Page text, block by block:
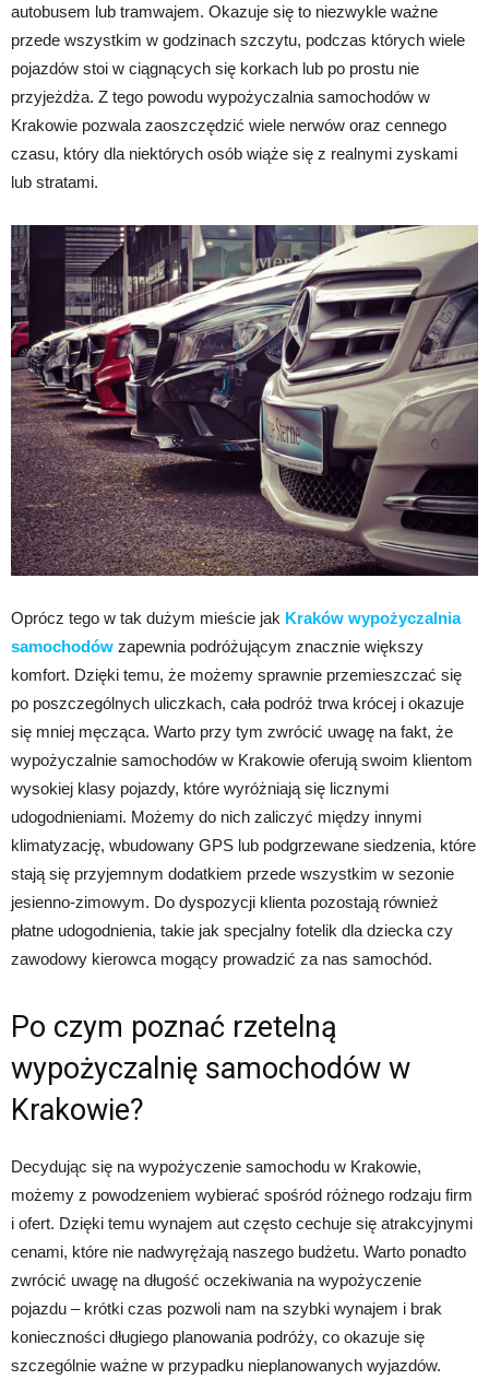
autobusem lub tramwajem. Okazuje się to niezwykle ważne
przede wszystkim w godzinach szczytu, podczas których wiele
pojazdów stoi w ciągnących się korkach lub po prostu nie
przyjeżdża. Z tego powodu wypożyczalnia samochodów w
Krakowie pozwala zaoszczędzić wiele nerwów oraz cennego
czasu, który dla niektórych osób wiąże się z realnymi zyskami
lub stratami.
Oprócz tego w tak dużym mieście jak Kraków wypożyczalnia
samochodów zapewnia podróżującym znacznie większy
komfort. Dzięki temu, że możemy sprawnie przemieszczać się
po poszczególnych uliczkach, cała podróż trwa krócej i okazuje
się mniej męcząca. Warto przy tym zwrócić uwagę na fakt, że
wypożyczalnie samochodów w Krakowie oferują swoim klientom
wysokiej klasy pojazdy, które wyróżniają się licznymi
udogodnieniami. Możemy do nich zaliczyć między innymi
klimatyzację, wbudowany GPS lub podgrzewane siedzenia, które
stają się przyjemnym dodatkiem przede wszystkim w sezonie
jesienno-zimowym. Do dyspozycji klienta pozostają również
płatne udogodnienia, takie jak specjalny fotelik dla dziecka czy
zawodowy kierowca mogący prowadzić za nas samochód.
Po czym poznać rzetelną
wypożyczalnię samochodów w
Krakowie?
Decydując się na wypożyczenie samochodu w Krakowie,
możemy z powodzeniem wybierać spośród różnego rodzaju firm
i ofert. Dzięki temu wynajem aut często cechuje się atrakcyjnymi
cenami, które nie nadwyrężają naszego budżetu. Warto ponadto
zwrócić uwagę na długość oczekiwania na wypożyczenie
pojazdu – krótki czas pozwoli nam na szybki wynajem i brak
konieczności długiego planowania podróży, co okazuje się
szczególnie ważne w przypadku nieplanowanych wyjazdów.